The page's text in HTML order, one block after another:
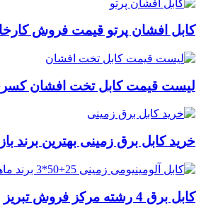
کابل افشان پرتو قیمت فروش
لیست قیمت کابل تخت افشان
خرید کابل برق زمینی بهترین برند
کابل برق 4 رشته مرکز فروش تبریز